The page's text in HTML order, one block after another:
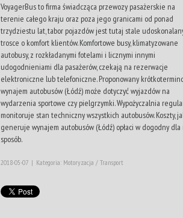
VoyagerBus to firma świadcząca przewozy pasażerskie na
terenie całego kraju oraz poza jego granicami od ponad
trzydziestu lat, tabor pojazdów jest tutaj stale
trosce o komfort klientów. Komfortowe busy, klimatyzowane
autobusy, z rozkładanymi fotelami i licznymi innymi
udogodnieniami dla pasażerów, czekają na rezerwacje
elektroniczne lub telefoniczne. Proponowany
wynajem autobusów (Łódź) może dotyczyć wyjazdów na
wydarzenia sportowe czy pielgrzymki. Wypożyczalnia
monitoruje stan techniczny wszystkich autobusów. Koszty,
generuje wynajem autobusów (Łódź) opłaci w dogodny dla
sposób.
2018-05-07 | Kategoria: Motoryzacja / Transport